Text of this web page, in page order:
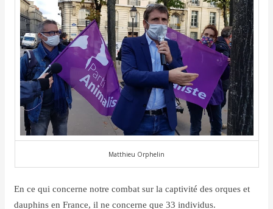
Matthieu Orphelin
En ce qui concerne notre combat sur la captivité des orques et
dauphins en France, il ne concerne que 33 individus.